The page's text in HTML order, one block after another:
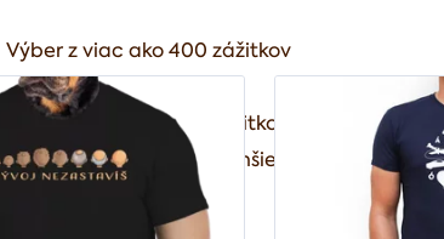
Výber z viac ako 400 zážitkov
Poukaz ihneď do emailu
Možnosť čerpať viac zážitkov
Možnosť doplatenia drahšieho zážitku